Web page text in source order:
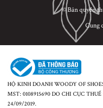
© Bản quyền
Cung
HỘ KINH DOANH WOODY OF
MST: 0108915690 DO CHI CỤC
24/09/2019.